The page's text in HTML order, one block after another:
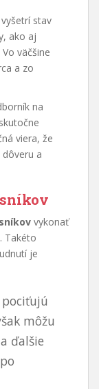
stav
ako aj
väčšine
a zo
na
viera, že
a
vykonať
Takéto
je
môžu
ďalšie